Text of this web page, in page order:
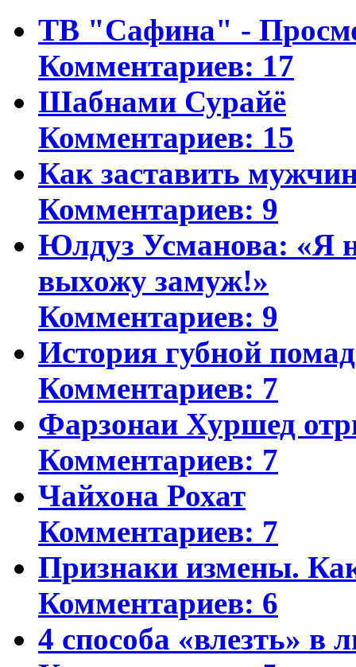
ТВ "Сафина" -
Комментариев: 17
Шабнами Сурайё
Комментариев: 15
Как заставить
Комментариев: 9
Юлдуз Усманова: «Я
выхожу замуж!»
Комментариев: 9
История губной
Комментариев: 7
Фарзонаи Хуршед
Комментариев: 7
Чайхона Рохат
Комментариев: 7
Признаки измены.
Комментариев: 6
4 способа «влезть» в